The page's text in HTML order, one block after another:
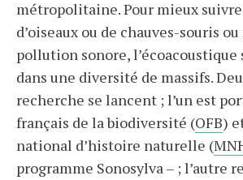
métropolitaine. Pour mieux
d’oiseaux ou de chauves-souris
pollution sonore, l’écoacoustique
dans une diversité de massifs.
recherche se lancent ; l’un est
français de la biodiversité (OFB)
national d’histoire naturelle (
programme Sonosylva – ; l’autre